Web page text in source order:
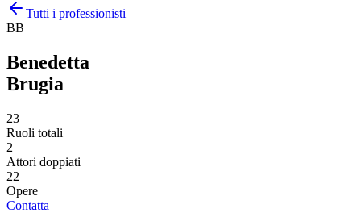
Tutti i professionisti
BB
Benedetta
Brugia
23
Ruoli totali
2
Attori doppiati
22
Opere
Contatta